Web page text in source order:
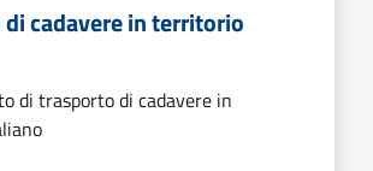
cadavere in territorio
di trasporto di cadavere in